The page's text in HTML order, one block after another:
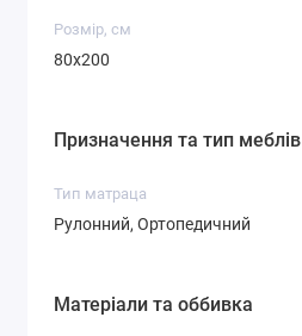
Розмір, см
80x200
Призначення та тип меблів
Тип матраца
Рулонний, Ортопедичний
Матеріали та оббивка